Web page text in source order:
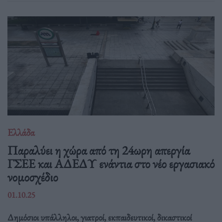
Ελλάδα
Παραλύει η χώρα από τη 24ωρη απεργία
ΓΣΕΕ και ΑΔΕΔΥ ενάντια στο νέο εργασιακό
νομοσχέδιο
01.10.25
Δημόσιοι υπάλληλοι, γιατροί, εκπαιδευτικοί, δικαστικοί